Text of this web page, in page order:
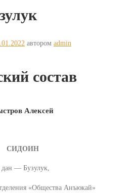
автором admin
состав
Алексей
СИДОИН
дан — Бузулук,
«Общества Анъюкай»